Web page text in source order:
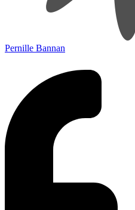
Pernille Bannan